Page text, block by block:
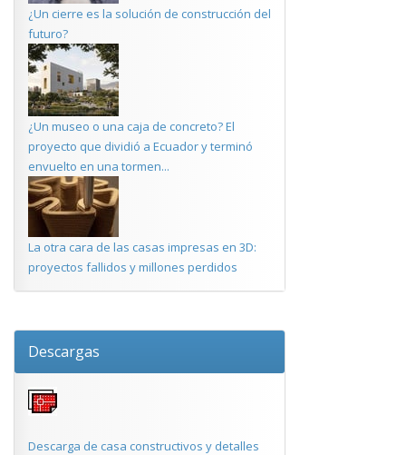
¿Un cierre es la solución de construcción del
futuro?
¿Un museo o una caja de concreto? El
proyecto que dividió a Ecuador y terminó
envuelto en una tormen...
La otra cara de las casas impresas en 3D:
proyectos fallidos y millones perdidos
Descargas
Descarga de casa constructivos y detalles